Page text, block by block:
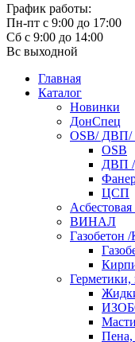
График работы:
Пн-пт с 9:00 до 17:00
Сб с 9:00 до 14:00
Вс выходной
Главная
Каталог
Новинки
ДонСпец
OSB/ ДВП/
OSB
ДВП
ЦСП
ВИНАЛ
Газобетон
Герметики,
Пена,